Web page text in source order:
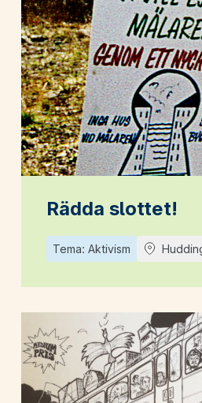
Rädda slottet!
Tema: Aktivism